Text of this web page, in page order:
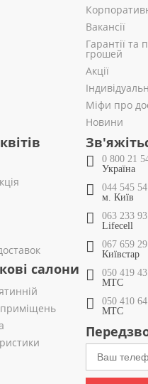
Вакансії
Гарантії та
грошей
Акції
Міфи про
Новини
салони
0 800 21
Україна
044 545
м. Київ
063 233
Lifecell
067 659
Київстар
050 419
МТС
050 410
МТС